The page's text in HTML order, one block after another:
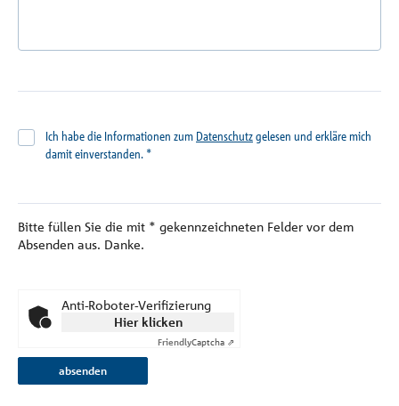
Ich habe die Informationen zum Datenschutzgelesen und erkläre mich
damit einverstanden. *
Bitte füllen Sie die mit * gekennzeichneten Felder vor dem
Absenden aus. Danke.
Anti-Roboter-Verifizierung
Hier klicken
FriendlyCaptcha ⇗
absenden